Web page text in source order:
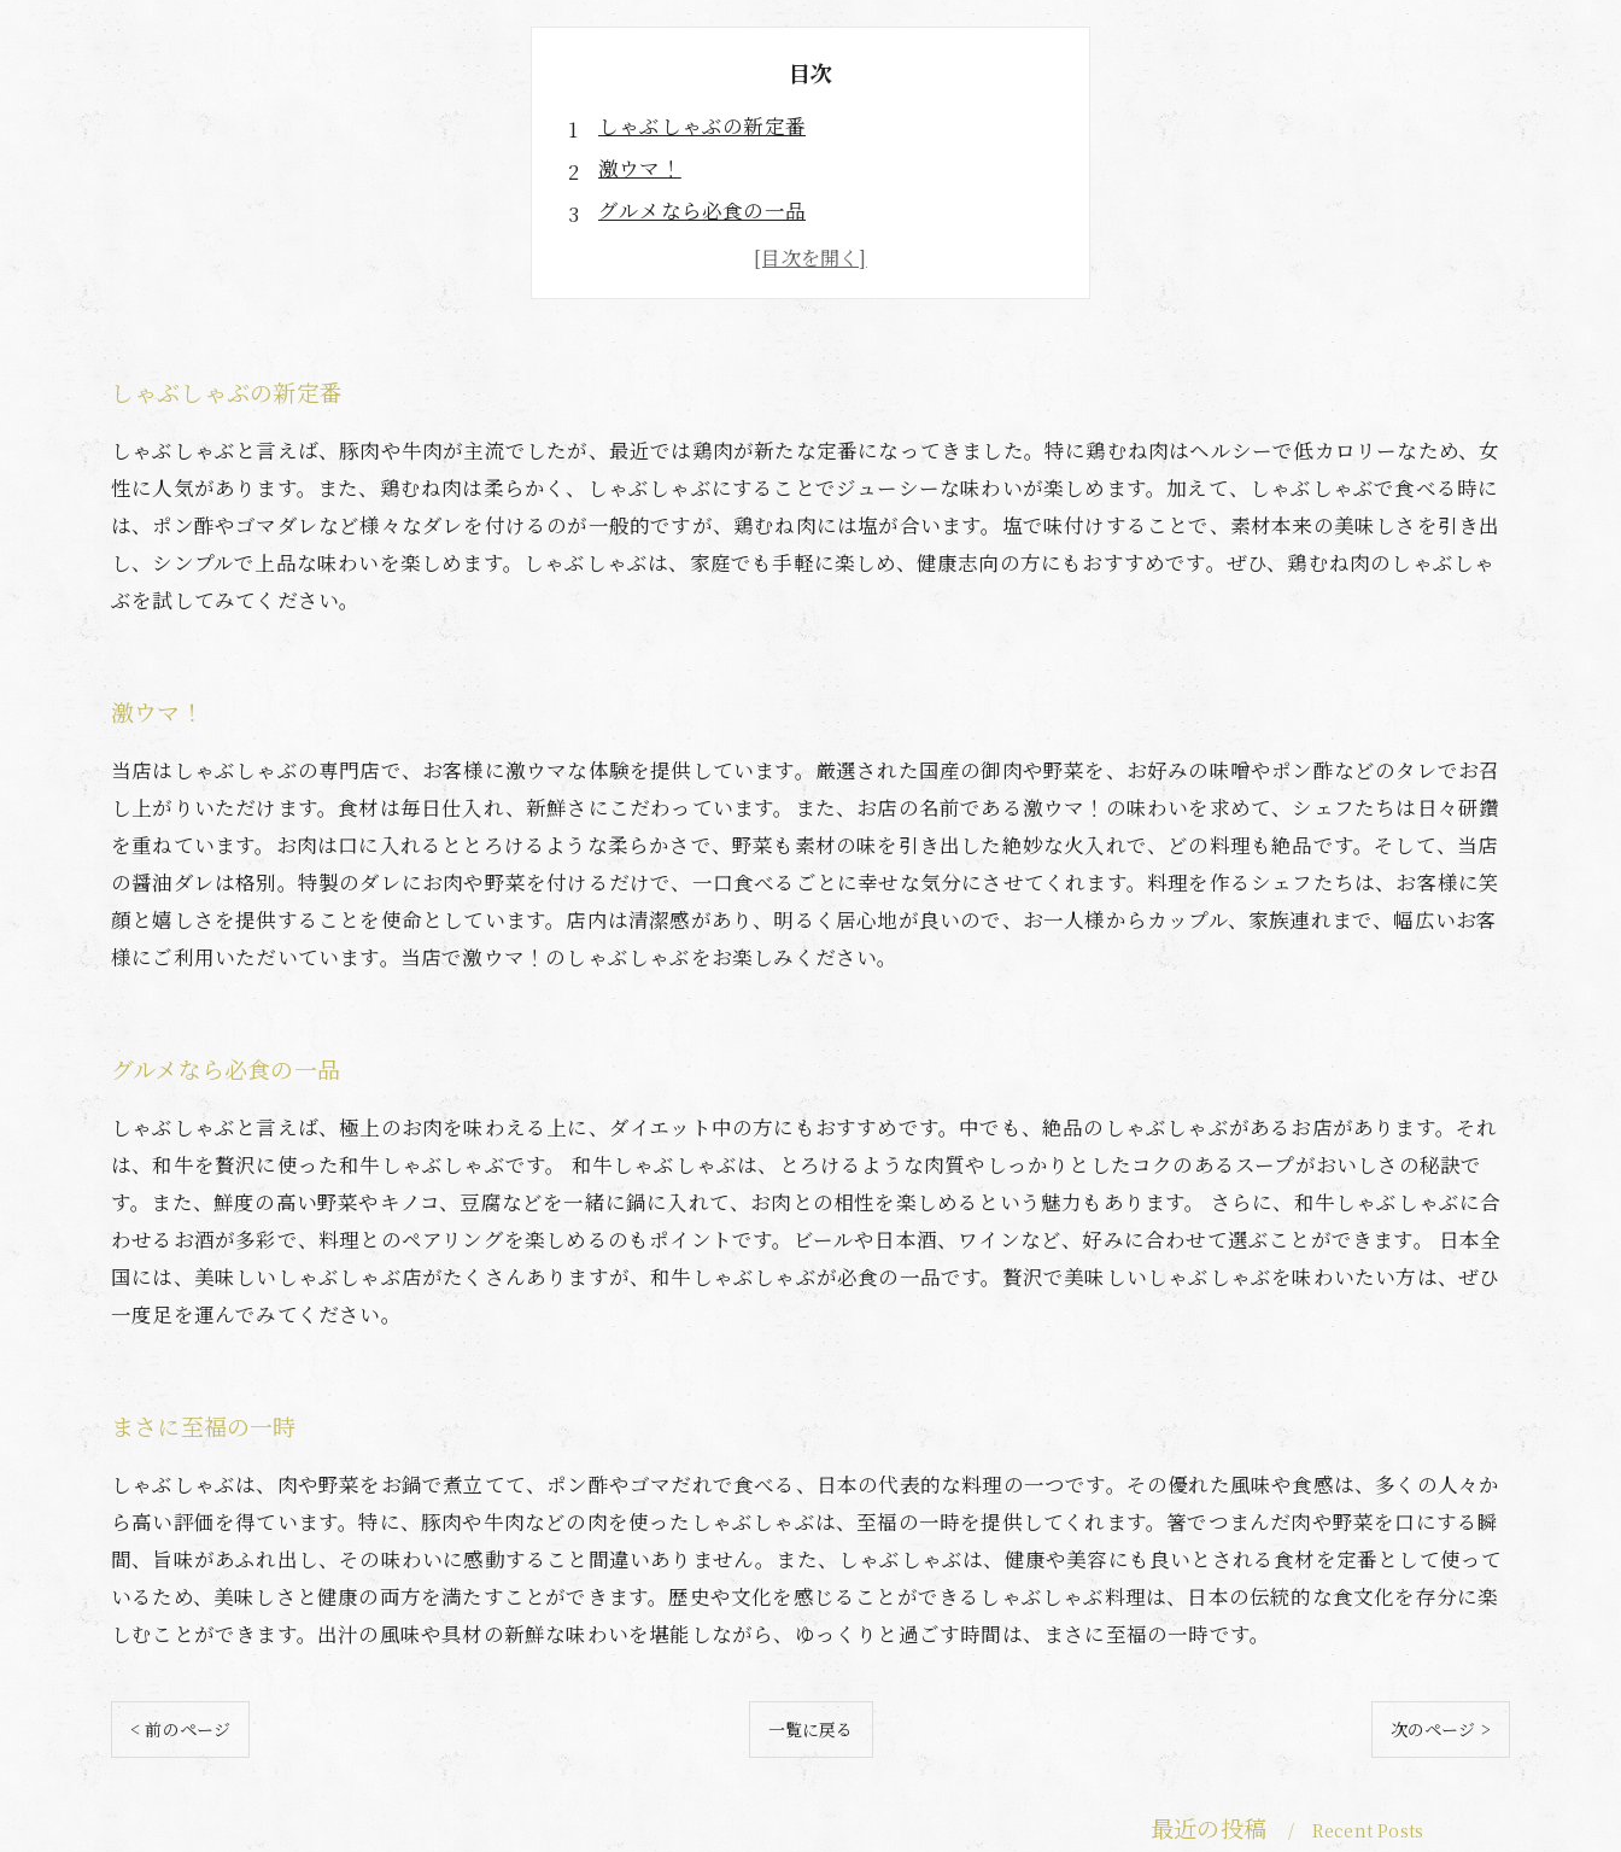
目次
しゃぶしゃぶの新定番
激ウマ！
グルメなら必食の一品
まさに至福の一時
しゃぶしゃぶの新定番
しゃぶしゃぶと言えば、豚肉や牛肉が主流でしたが、最近では鶏肉が新たな定番になってきました。特に鶏むね肉はヘルシーで低カロリーなため、女
性に人気があります。また、鶏むね肉は柔らかく、しゃぶしゃぶにすることでジューシーな味わいが楽しめます。加えて、しゃぶしゃぶで食べる時に
は、ポン酢やゴマダレなど様々なダレを付けるのが一般的ですが、鶏むね肉には塩が合います。塩で味付けすることで、素材本来の美味しさを引き出
し、シンプルで上品な味わいを楽しめます。しゃぶしゃぶは、家庭でも手軽に楽しめ、健康志向の方にもおすすめです。ぜひ、鶏むね肉のしゃぶしゃ
ぶを試してみてください。
激ウマ！
当店はしゃぶしゃぶの専門店で、お客様に激ウマな体験を提供しています。厳選された国産の御肉や野菜を、お好みの味噌やポン酢などのタレでお召
し上がりいただけます。食材は毎日仕入れ、新鮮さにこだわっています。また、お店の名前である激ウマ！の味わいを求めて、シェフたちは日々研鑽
を重ねています。お肉は口に入れるととろけるような柔らかさで、野菜も素材の味を引き出した絶妙な火入れで、どの料理も絶品です。そして、当店
の醤油ダレは格別。特製のダレにお肉や野菜を付けるだけで、一口食べるごとに幸せな気分にさせてくれます。料理を作るシェフたちは、お客様に笑
顔と嬉しさを提供することを使命としています。店内は清潔感があり、明るく居心地が良いので、お一人様からカップル、家族連れまで、幅広いお客
様にご利用いただいています。当店で激ウマ！のしゃぶしゃぶをお楽しみください。
グルメなら必食の一品
しゃぶしゃぶと言えば、極上のお肉を味わえる上に、ダイエット中の方にもおすすめです。中でも、絶品のしゃぶしゃぶがあるお店があります。それ
は、和牛を贅沢に使った和牛しゃぶしゃぶです。 和牛しゃぶしゃぶは、とろけるような肉質やしっかりとしたコクのあるスープがおいしさの秘訣で
す。また、鮮度の高い野菜やキノコ、豆腐などを一緒に鍋に入れて、お肉との相性を楽しめるという魅力もあります。 さらに、和牛しゃぶしゃぶに合
わせるお酒が多彩で、料理とのペアリングを楽しめるのもポイントです。ビールや日本酒、ワインなど、好みに合わせて選ぶことができます。 日本全
国には、美味しいしゃぶしゃぶ店がたくさんありますが、和牛しゃぶしゃぶが必食の一品です。贅沢で美味しいしゃぶしゃぶを味わいたい方は、ぜひ
一度足を運んでみてください。
まさに至福の一時
しゃぶしゃぶは、肉や野菜をお鍋で煮立てて、ポン酢やゴマだれで食べる、日本の代表的な料理の一つです。その優れた風味や食感は、多くの人々か
ら高い評価を得ています。特に、豚肉や牛肉などの肉を使ったしゃぶしゃぶは、至福の一時を提供してくれます。箸でつまんだ肉や野菜を口にする瞬
間、旨味があふれ出し、その味わいに感動すること間違いありません。また、しゃぶしゃぶは、健康や美容にも良いとされる食材を定番として使って
いるため、美味しさと健康の両方を満たすことができます。歴史や文化を感じることができるしゃぶしゃぶ料理は、日本の伝統的な食文化を存分に楽
しむことができます。出汁の風味や具材の新鮮な味わいを堪能しながら、ゆっくりと過ごす時間は、まさに至福の一時です。
< 前のページ 一覧に戻る 次のページ >
最近の投稿 Recent Posts